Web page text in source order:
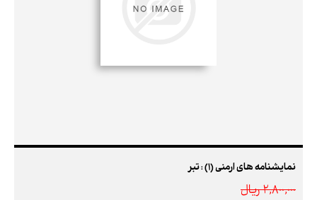
نمایشنامه های ارمنی (1) : تبر
2,800,000 ريال